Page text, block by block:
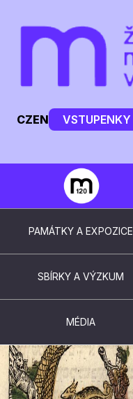
CZEN VSTUPENKY
PAMÁTKY A EXPOZICE
SBÍRKY A VÝZKUM
MÉDIA